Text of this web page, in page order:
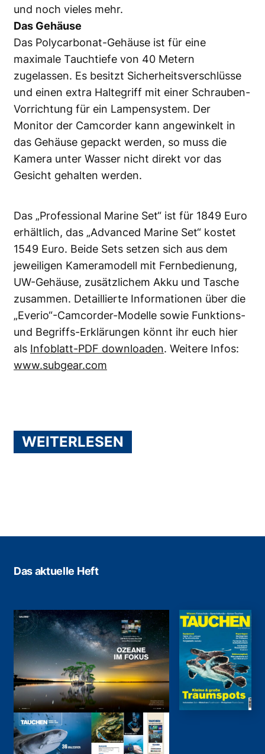
und noch vieles mehr.
Das Gehäuse
Das Polycarbonat-Gehäuse ist für eine
maximale Tauchtiefe von 40 Metern
zugelassen. Es besitzt Sicherheitsverschlüsse
und einen extra Haltegriff mit einer Schrauben-
Vorrichtung für ein Lampensystem. Der
Monitor der Camcorder kann angewinkelt in
das Gehäuse gepackt werden, so muss die
Kamera unter Wasser nicht direkt vor das
Gesicht gehalten werden.
Das „Professional Marine Set“ ist für 1849 Euro
erhältlich, das „Advanced Marine Set“ kostet
1549 Euro. Beide Sets setzen sich aus dem
jeweiligen Kameramodell mit Fernbedienung,
UW-Gehäuse, zusätzlichem Akku und Tasche
zusammen. Detaillierte Informationen über die
„Everio“-Camcorder-Modelle sowie Funktions-
und Begriffs-Erklärungen könnt ihr euch hier
als Infoblatt-PDF downloaden. Weitere Infos:
www.subgear.com
WEITERLESEN
Das aktuelle Heft